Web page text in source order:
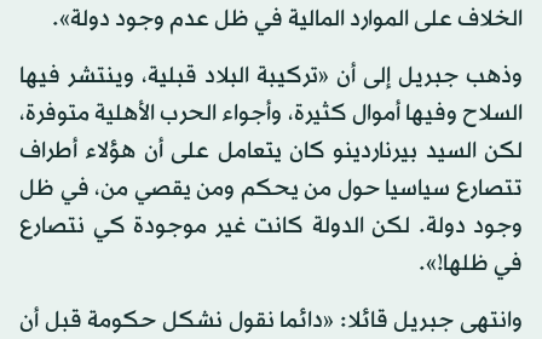
الخلاف على الموارد المالية في ظل عدم وجود دولة».
وذهب جبريل إلى أن «تركيبة البلاد قبلية، وينتشر فيها
السلاح وفيها أموال كثيرة، وأجواء الحرب الأهلية متوفرة،
لكن السيد بيرناردينو كان يتعامل على أن هؤلاء أطراف
تتصارع سياسيا حول من يحكم ومن يقصي من، في ظل
وجود دولة. لكن الدولة كانت غير موجودة كي نتصارع
في ظلها!».
وانتهى جبريل قائلا: «دائما نقول نشكل حكومة قبل أن